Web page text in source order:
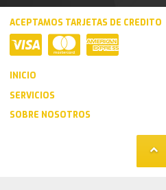
ACEPTAMOS TARJETAS DE CREDITO
INICIO
SERVICIOS
SOBRE NOSOTROS